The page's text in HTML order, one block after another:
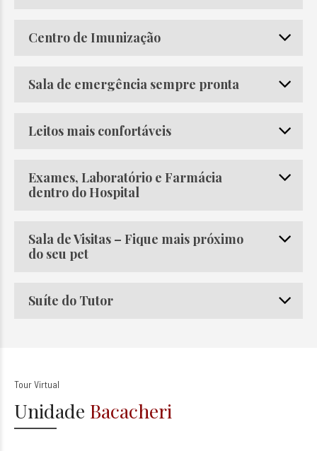
Centro de Imunização
Sala de emergência sempre pronta
Leitos mais confortáveis
Exames, Laboratório e Farmácia
dentro do Hospital
Sala de Visitas – Fique mais próximo
do seu pet
Suíte do Tutor
Tour Virtual
Unidade Bacacheri